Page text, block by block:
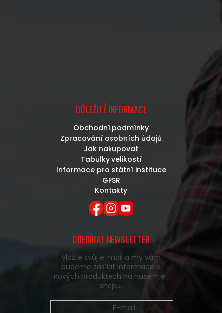
DŮLEŽITÉ INFORMACE
Obchodní podmínky
Zpracování osobních údajů
Jak nakupovat
Tabulky velikostí
Informace pro státní instituce
GPSR
Kontakty
ODEBÍRAT NEWSLETTER
Vložte svůj e-mail a my vám
budeme zasílat informace o
nových produktech na našem e-
shopu.
E-mail